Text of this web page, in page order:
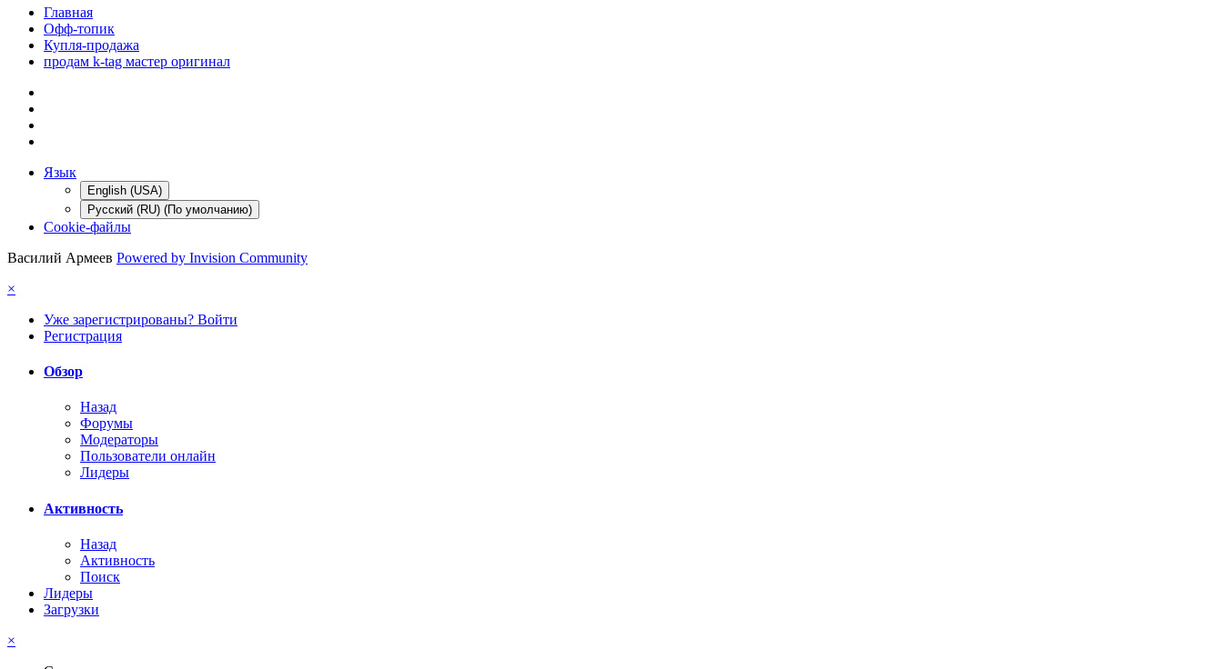
Главная
Офф-топик
Купля-продажа
продам k-tag мастер оригинал
Язык
English (USA)
Русский (RU) (По умолчанию)
Cookie-файлы
Василий Армеев Powered by Invision Community
×
Уже зарегистрированы? Войти
Регистрация
Обзор
Назад
Форумы
Модераторы
Пользователи онлайн
Лидеры
Активность
Назад
Активность
Поиск
Лидеры
Загрузки
×